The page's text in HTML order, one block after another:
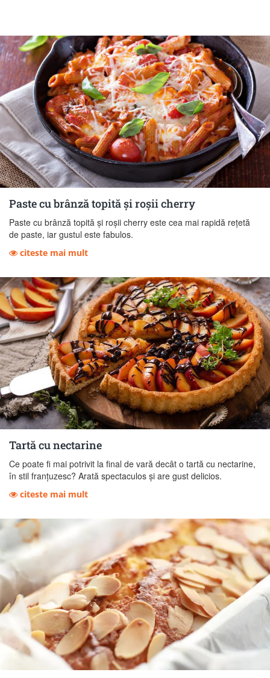
Paste cu brânză topită și roșii cherry
Paste cu brânză topită și roșii cherry este cea mai rapidă rețetă
de paste, iar gustul este fabulos.
citeste mai mult
Tartă cu nectarine
Ce poate fi mai potrivit la final de vară decât o tartă cu nectarine,
în stil franțuzesc? Arată spectaculos și are gust delicios.
citeste mai mult